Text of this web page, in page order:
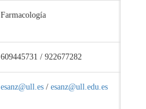
Farmacología
609445731 / 922677282
esanz@ull.es / esanz@ull.edu.es